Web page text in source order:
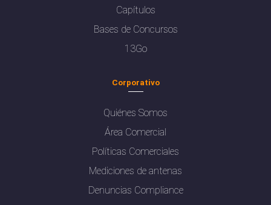
Capítulos
Bases de Concursos
13Go
Corporativo
Quiénes Somos
Área Comercial
Políticas Comerciales
Mediciones de antenas
Denuncias Compliance